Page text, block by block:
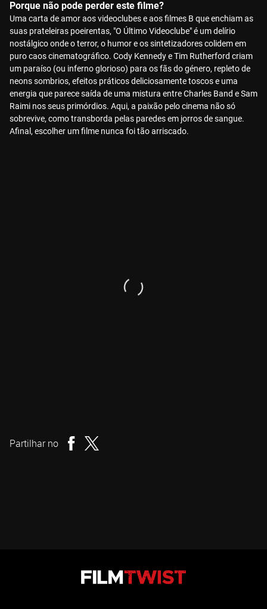
Porque não pode perder este filme?
Uma carta de amor aos videoclubes e aos filmes B que enchiam as
suas prateleiras poeirentas, "O Último Videoclube" é um delírio
nostálgico onde o terror, o humor e os sintetizadores colidem em
puro caos cinematográfico. Cody Kennedy e Tim Rutherford criam
um paraíso (ou inferno glorioso) para os fãs do género, repleto de
neons sombrios, efeitos práticos deliciosamente toscos e uma
energia que parece saída de uma mistura entre Charles Band e Sam
Raimi nos seus primórdios. Aqui, a paixão pelo cinema não só
sobrevive, como transborda pelas paredes em jorros de sangue.
Afinal, escolher um filme nunca foi tão arriscado.
Partilhar no